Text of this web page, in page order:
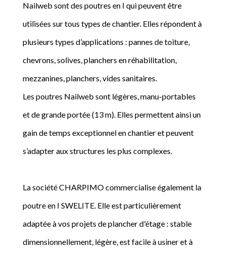
Nailweb sont des poutres en I qui peuvent être
utilisées sur tous types de chantier. Elles répondent à
plusieurs types d’applications : pannes de toiture,
chevrons, solives, planchers en réhabilitation,
mezzanines, planchers, vides sanitaires.
Les poutres Nailweb sont légères, manu-portables
et de grande portée (13 m). Elles permettent ainsi un
gain de temps exceptionnel en chantier et peuvent
s’adapter aux structures les plus complexes.
La société CHARPIMO commercialise également la
poutre en I SWELITE. Elle est particulièrement
adaptée à vos projets de plancher d'étage : stable
dimensionnellement, légère, est facile à usiner et à